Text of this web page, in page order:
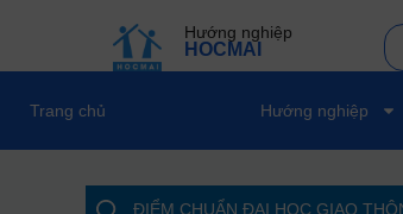
Hướng nghiệp
HOCMAI
Trang chủ Hướng nghiệp
ĐIỂM CHUẨN ĐẠI HỌC GIAO